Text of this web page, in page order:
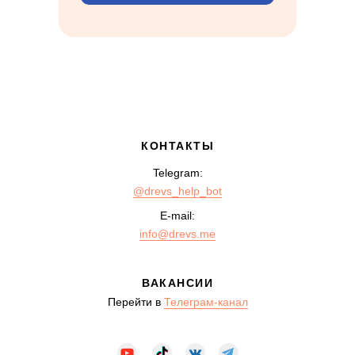
E-mail:
info@drevs.me
КОНТАКТЫ
ВАКАНСИИ
Перейти в Телеграм-канал
Telegram:
@drevs_help_bot